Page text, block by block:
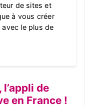
de sites et
à vous créer
le plus de
de
en France !